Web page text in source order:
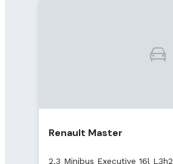
Renault Master
2.3 Minibus Executive 16l L3h2